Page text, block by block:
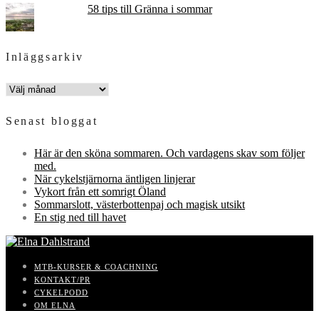
58 tips till Gränna i sommar
Inläggsarkiv
INLÄGGSARKIV
Senast bloggat
Här är den sköna sommaren. Och vardagens skav som följer
med.
När cykelstjärnorna äntligen linjerar
Vykort från ett somrigt Öland
Sommarslott, västerbottenpaj och magisk utsikt
En stig ned till havet
MTB-KURSER & COACHNING
KONTAKT/PR
CYKELPODD
OM ELNA